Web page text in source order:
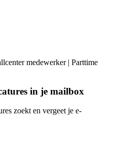
medewerker | Parttime
in je mailbox
zoekt en vergeet je e-